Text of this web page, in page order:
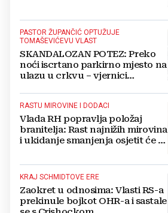
PASTOR ŽUPANČIĆ OPTUŽUJE
TOMAŠEVIĆEVU VLAST
SKANDALOZAN POTEZ: Preko
noći iscrtano parkirno mjesto na
ulazu u crkvu – vjernici
RASTU MIROVINE I DODACI
Vlada RH popravlja položaj
branitelja: Rast najnižih mirovina
i ukidanje smanjenja osjetit će se
KRAJ SCHMIDTOVE ERE
Zaokret u odnosima: Vlasti RS-a
prekinule bojkot OHR-a i sastale